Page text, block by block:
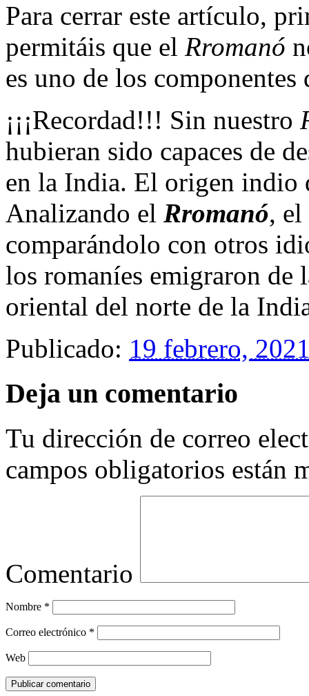
Para cerrar este artículo,
permitáis que el Rromanó
es uno de los
¡¡¡Recordad!!! Sin nuestro
hubieran sido capaces de
en la India. El origen indio
Analizando el Rromanó,
comparándolo con otros
los romaníes emigraron de
oriental del norte de la
Publicado: 19 febrero,
Deja un comentario
Tu dirección de correo
campos obligatorios están
Comentario
Nombre *
Correo electrónico *
Web